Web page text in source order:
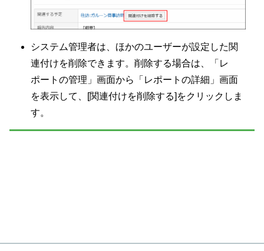
システム管理者は、ほかのユーザーが設定した関
連付けを削除できます。削除する場合は、「レ
ポートの管理」画面から「レポートの詳細」画面
を表示して、[関連付けを削除する]をクリックしま
す。